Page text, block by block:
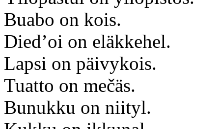
Buabo on kois.
Died’oi on eläkkehel.
Lapsi on päivykois.
Tuatto on mečäs.
Bunukku on niityl.